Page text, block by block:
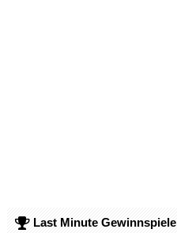
Last Minute Gewinnspiele